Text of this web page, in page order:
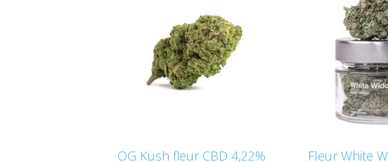
OG Kush fleur CBD 4,22%
Fleur White